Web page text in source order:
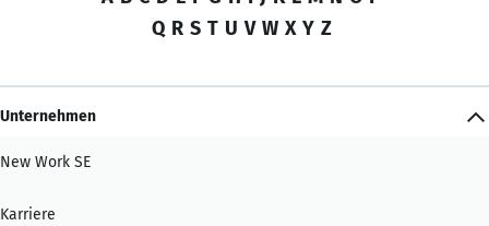
Q R S T U V W X Y Z
Unternehmen
New Work SE
Karriere